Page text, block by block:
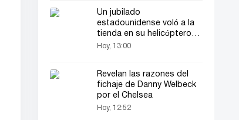
Un jubilado
estadounidense voló a la
tienda en su helicóptero
privado
Hoy, 13:00
Revelan las razones del
fichaje de Danny Welbeck
por el Chelsea
Hoy, 12:52